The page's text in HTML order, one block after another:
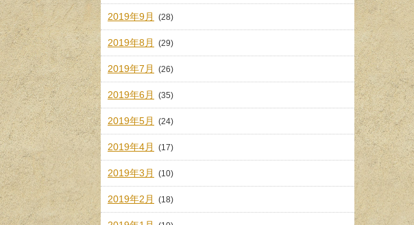
2019年9月 (28)
2019年8月 (29)
2019年7月 (26)
2019年6月 (35)
2019年5月 (24)
2019年4月 (17)
2019年3月 (10)
2019年2月 (18)